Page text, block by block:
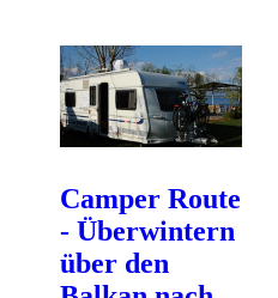
Camper Route
- Überwintern
über den